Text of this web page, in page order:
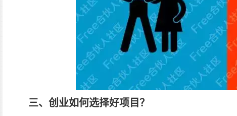
三、创业如何选择好项目？